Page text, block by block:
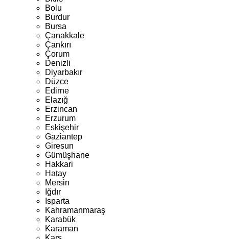
Bolu
Burdur
Bursa
Çanakkale
Çankırı
Çorum
Denizli
Diyarbakır
Düzce
Edirne
Elazığ
Erzincan
Erzurum
Eskişehir
Gaziantep
Giresun
Gümüşhane
Hakkari
Hatay
Mersin
Iğdır
Isparta
Kahramanmaraş
Karabük
Karaman